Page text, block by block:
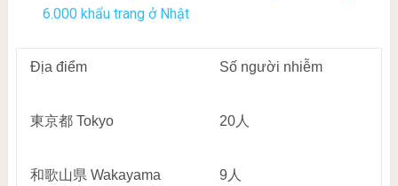
6.000 khẩu trang ở Nhật
Địa điểm Số người nhiễm
東京都Tokyo 20人
和歌山県 Wakayama 9 人